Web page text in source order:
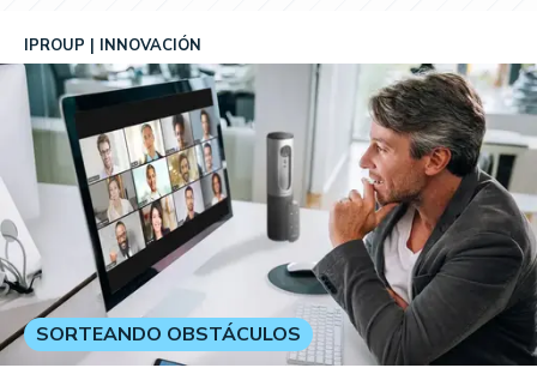
IPROUP INNOVACIÓN
SORTEANDO OBSTÁCULOS